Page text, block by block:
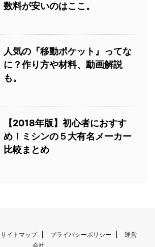
数料が安いのはここ。
人気の『移動ポケット』ってな
に？作り方や材料、動画解説
も。
【2018年版】初心者におすす
め！ミシンの５大有名メーカー
比較まとめ
サイトマップ プライバシーポリシー
運営
会社